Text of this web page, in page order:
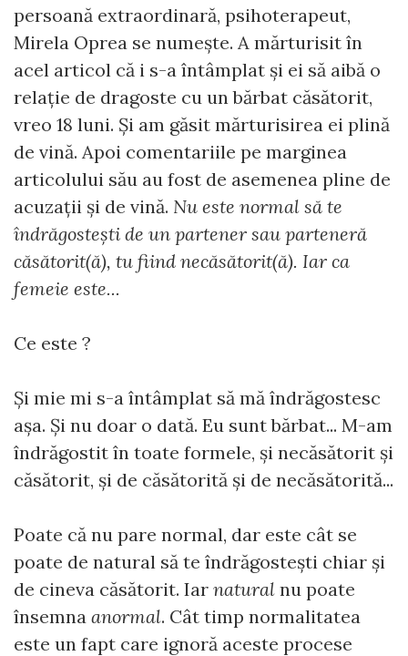
persoană extraordinară, psihoterapeut,
Mirela Oprea se numește. A mărturisit în
acel articol că i s-a întâmplat și ei să aibă o
relație de dragoste cu un bărbat căsătorit,
vreo 18 luni. Și am găsit mărturisirea ei plină
de vină. Apoi comentariile pe marginea
articolului său au fost de asemenea pline de
acuzații și de vină. Nu este normal să te
îndrăgostești de un partener sau parteneră
căsătorit(ă), tu fiind necăsătorit(ă). Iar ca
femeie este...
Ce este ?
Și mie mi s-a întâmplat să mă îndrăgostesc
așa. Și nu doar o dată. Eu sunt bărbat... M-am
îndrăgostit în toate formele, și necăsătorit și
căsătorit, și de căsătorită și de necăsătorită...
Poate că nu pare normal, dar este cât se
poate de natural să te îndrăgostești chiar și
de cineva căsătorit. Iar natural nu poate
însemna anormal. Cât timp normalitatea
este un fapt care ignoră aceste procese